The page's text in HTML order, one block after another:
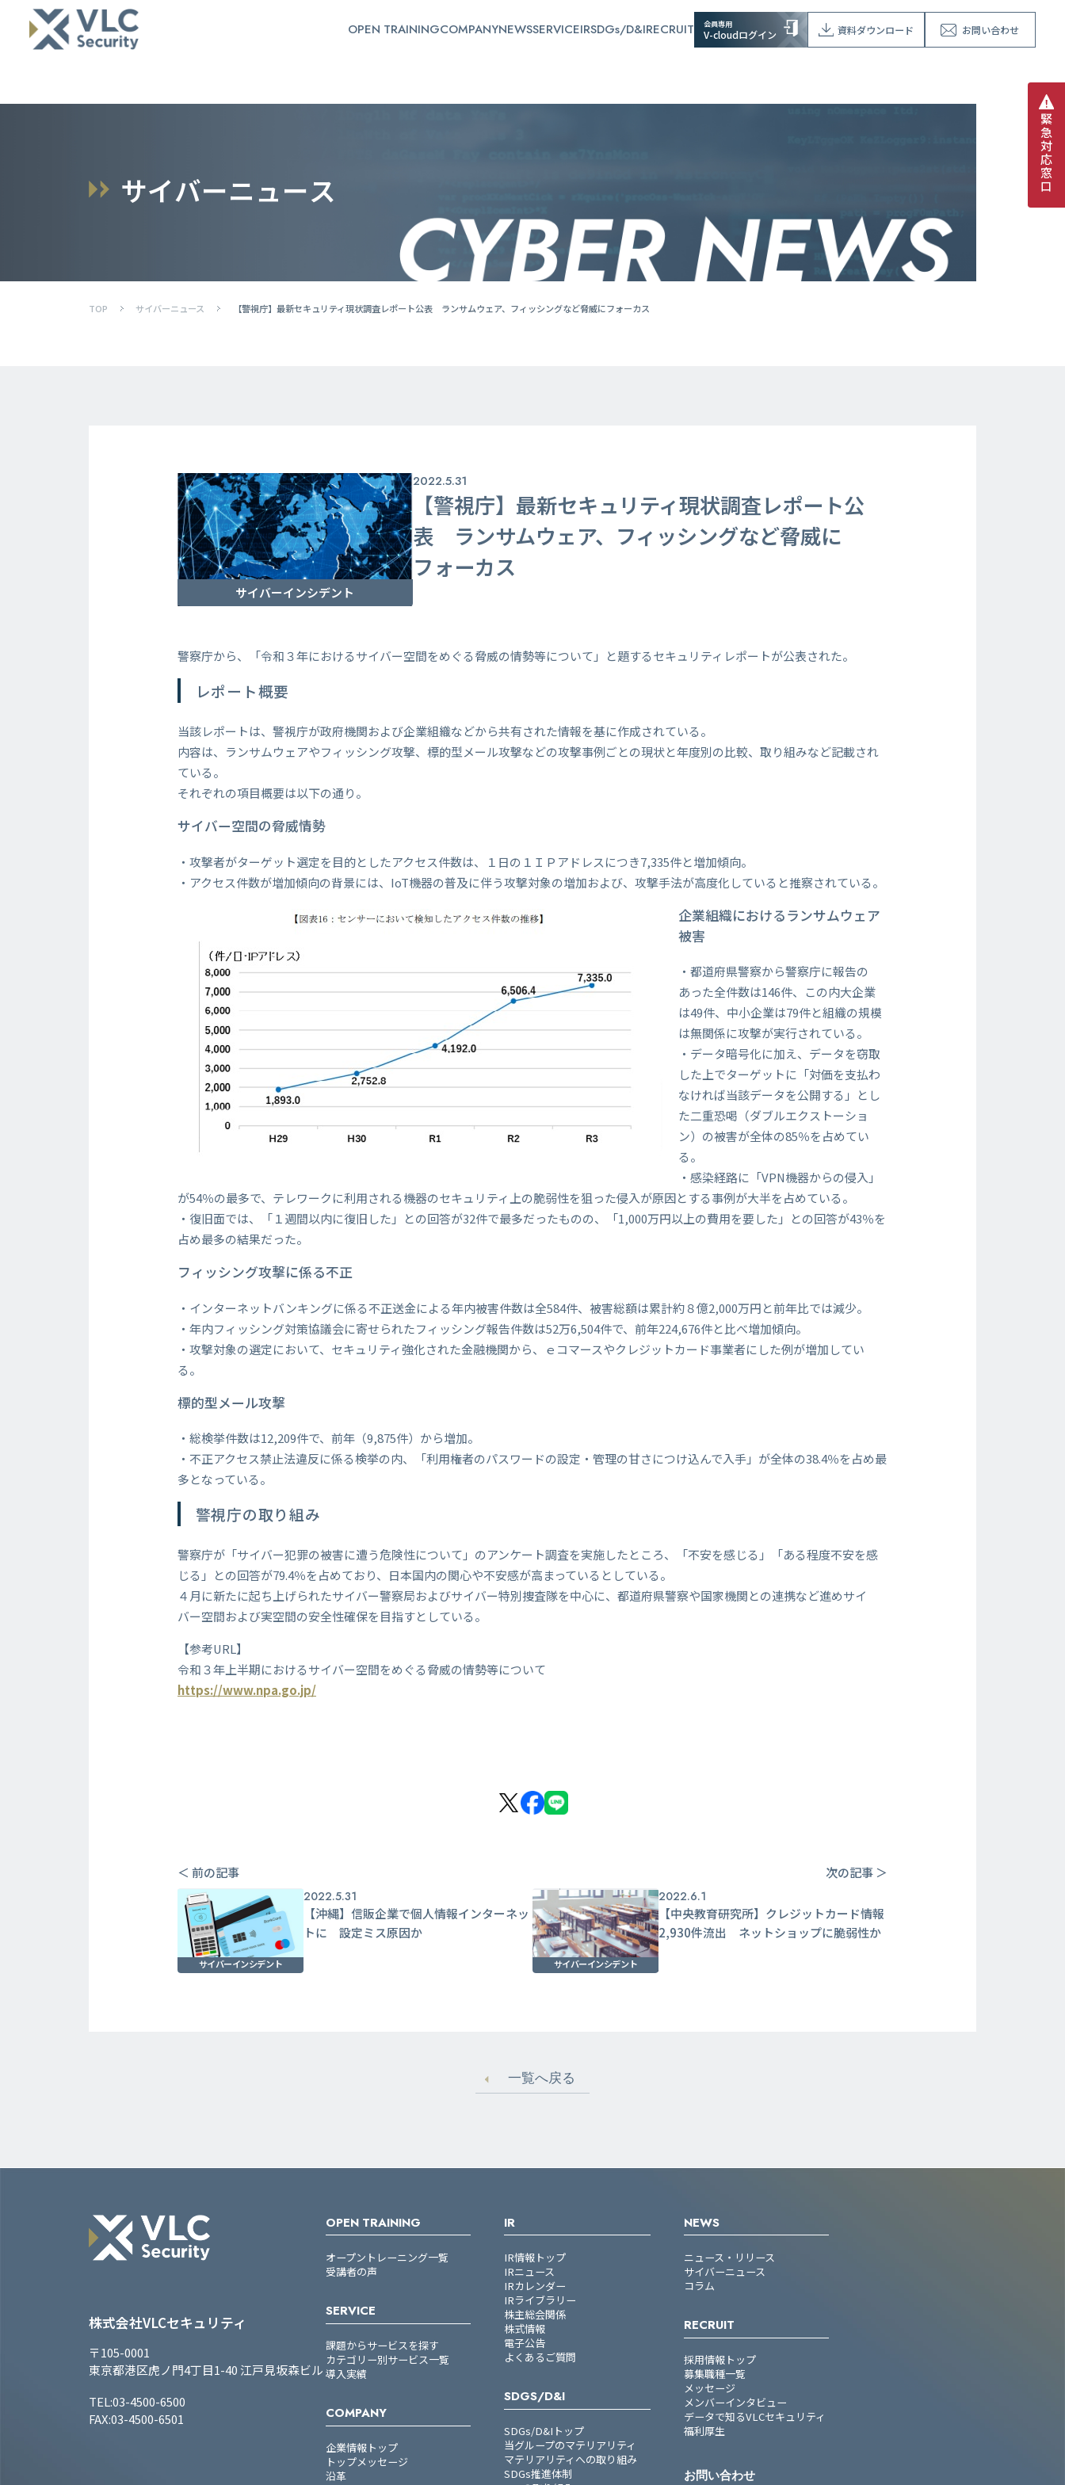
OPEN TRAININGCOMPANYNEWSSERVICEIRSDGs/D&IRECRUIT 会員専用
V-cloudログイン 資料ダウンロード お問い合わせ
緊
急
対
応
窓
口
サイバーニュース
TOP サイバーニュース 【警視庁】最新セキュリティ現状調査レポート公表 ランサムウェア、フィッシングなど脅威にフォーカス
サイバーインシデント
2022.5.31
【警視庁】最新セキュリティ現状調査レポート公
表 ランサムウェア、フィッシングなど脅威に
フォーカス
警察庁から、「令和３年におけるサイバー空間をめぐる脅威の情勢等について」と題するセキュリティレポートが公表された。
レポート概要
当該レポートは、警視庁が政府機関および企業組織などから共有された情報を基に作成されている。
内容は、ランサムウェアやフィッシング攻撃、標的型メール攻撃などの攻撃事例ごとの現状と年度別の比較、取り組みなど記載され
ている。
それぞれの項目概要は以下の通り。
サイバー空間の脅威情勢
・攻撃者がターゲット選定を目的としたアクセス件数は、１日の１ＩＰアドレスにつき7,335件と増加傾向。
・アクセス件数が増加傾向の背景には、IoT機器の普及に伴う攻撃対象の増加および、攻撃手法が高度化していると推察されている。
企業組織におけるランサムウェア
被害
・都道府県警察から警察庁に報告の
あった全件数は146件、この内大企業
は49件、中小企業は79件と組織の規模
は無関係に攻撃が実行されている。
・データ暗号化に加え、データを窃取
した上でターゲットに「対価を支払わ
なければ当該データを公開する」とし
た二重恐喝（ダブルエクストーショ
ン）の被害が全体の85％を占めてい
る。
・感染経路に「VPN機器からの侵入」
が54％の最多で、テレワークに利用される機器のセキュリティ上の脆弱性を狙った侵入が原因とする事例が大半を占めている。
・復旧面では、「１週間以内に復旧した」との回答が32件で最多だったものの、「1,000万円以上の費用を要した」との回答が43％を
占め最多の結果だった。
フィッシング攻撃に係る不正
・インターネットバンキングに係る不正送金による年内被害件数は全584件、被害総額は累計約８億2,000万円と前年比では減少。
・年内フィッシング対策協議会に寄せられたフィッシング報告件数は52万6,504件で、前年224,676件と比べ増加傾向。
・攻撃対象の選定において、セキュリティ強化された金融機関から、ｅコマースやクレジットカード事業者にした例が増加してい
る。
標的型メール攻撃
・総検挙件数は12,209件で、前年（9,875件）から増加。
・不正アクセス禁止法違反に係る検挙の内、「利用権者のパスワードの設定・管理の甘さにつけ込んで入手」が全体の38.4％を占め最
多となっている。
警視庁の取り組み
警察庁が「サイバー犯罪の被害に遭う危険性について」のアンケート調査を実施したところ、「不安を感じる」「ある程度不安を感
じる」との回答が79.4％を占めており、日本国内の関心や不安感が高まっているとしている。
４月に新たに起ち上げられたサイバー警察局およびサイバー特別捜査隊を中心に、都道府県警察や国家機関との連携など進めサイ
バー空間および実空間の安全性確保を目指すとしている。
【参考URL】
令和３年上半期におけるサイバー空間をめぐる脅威の情勢等について
https://www.npa.go.jp/
＜ 前の記事 次の記事 ＞
サイバーインシデント
2022.5.31
【沖縄】信販企業で個人情報インターネッ
トに 設定ミス原因か
サイバーインシデント
2022.6.1
【中央教育研究所】クレジットカード情報
2,930件流出 ネットショップに脆弱性か
一覧へ戻る
株式会社VLCセキュリティ
〒105-0001
東京都港区虎ノ門4丁目1-40 江戸見坂森ビル
TEL:03-4500-6500
FAX:03-4500-6501
OPEN TRAINING
オープントレーニング一覧
受講者の声
SERVICE
課題からサービスを探す
カテゴリー別サービス一覧
導入実績
COMPANY
企業情報トップ
トップメッセージ
沿革
IR
IR情報トップ
IRニュース
IRカレンダー
IRライブラリー
株主総会関係
株式情報
電子公告
よくあるご質問
SDGS/D&I
SDGs/D&Iトップ
当グループのマテリアリティ
マテリアリティへの取り組み
SDGs推進体制
NEWS
ニュース・リリース
サイバーニュース
コラム
RECRUIT
採用情報トップ
募集職種一覧
メッセージ
メンバーインタビュー
データで知るVLCセキュリティ
福利厚生
お問い合わせ